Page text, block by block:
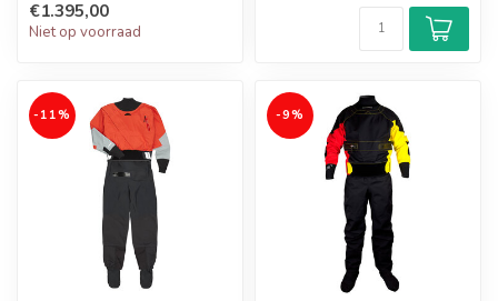
ademende ...
€1.395,00
Niet op voorraad
-11% -9%